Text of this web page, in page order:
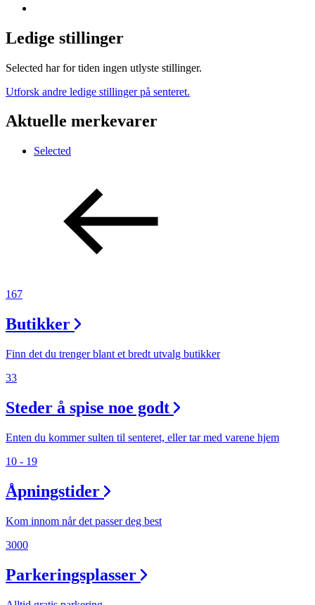
Ledige stillinger
Selected har for tiden ingen utlyste stillinger.
Utforsk andre ledige stillinger på senteret.
Aktuelle merkevarer
Selected
167
Butikker
Finn det du trenger blant et bredt utvalg butikker
33
Steder å spise noe godt
Enten du kommer sulten til senteret, eller tar med varene hjem
10 - 19
Åpningstider
Kom innom når det passer deg best
3000
Parkeringsplasser